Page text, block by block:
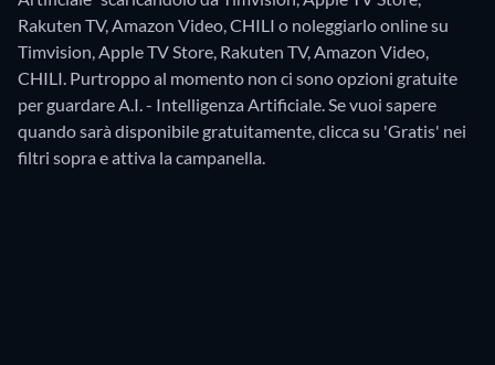
Rakuten TV, Amazon Video, CHILI o noleggiarlo online su
Timvision, Apple TV Store, Rakuten TV, Amazon Video,
CHILI. Purtroppo al momento non ci sono opzioni gratuite
per guardare A.I. - Intelligenza Artificiale. Se vuoi sapere
quando sarà disponibile gratuitamente, clicca su 'Gratis' nei
filtri sopra e attiva la campanella.